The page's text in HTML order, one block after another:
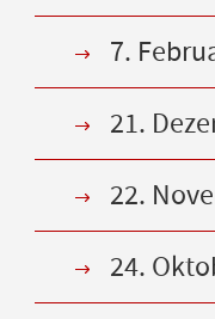
7.
21.
22.
24.